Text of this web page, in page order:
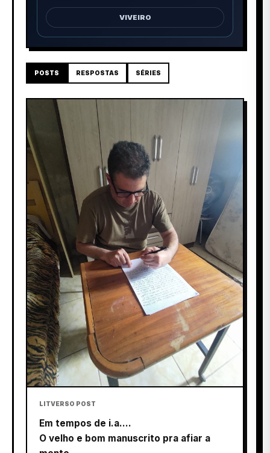
VIVEIRO
POSTS RESPOSTAS SÉRIES
LITVERSO POST
Em tempos de i.a....
O velho e bom manuscrito pra afiar a